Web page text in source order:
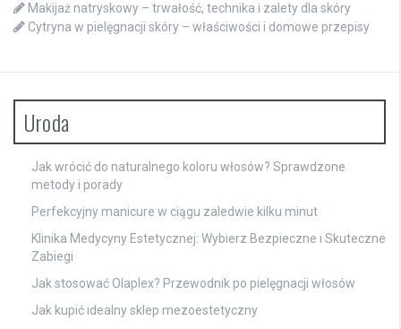
Makijaż natryskowy – trwałość, technika i zalety dla skóry
Cytryna w pielęgnacji skóry – właściwości i domowe przepisy
Uroda
Jak wrócić do naturalnego koloru włosów? Sprawdzone
metody i porady
Perfekcyjny manicure w ciągu zaledwie kilku minut
Klinika Medycyny Estetycznej: Wybierz Bezpieczne i Skuteczne
Zabiegi
Jak stosować Olaplex? Przewodnik po pielęgnacji włosów
Jak kupić idealny sklep mezoestetyczny